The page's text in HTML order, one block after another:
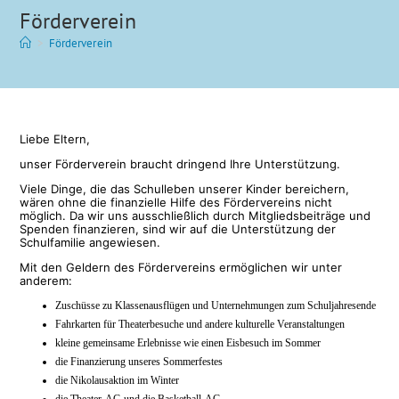
Förderverein
> Förderverein
Liebe Eltern,
unser Förderverein braucht dringend Ihre Unterstützung.
Viele Dinge, die das Schulleben unserer Kinder bereichern,
wären ohne die finanzielle Hilfe des Fördervereins nicht
möglich. Da wir uns ausschließlich durch Mitgliedsbeiträge und
Spenden finanzieren, sind wir auf die Unterstützung der
Schulfamilie angewiesen.
Mit den Geldern des Fördervereins ermöglichen wir unter
anderem:
Zuschüsse zu Klassenausflügen und Unternehmungen zum Schuljahresende
Fahrkarten für Theaterbesuche und andere kulturelle Veranstaltungen
kleine gemeinsame Erlebnisse wie einen Eisbesuch im Sommer
die Finanzierung unseres Sommerfestes
die Nikolausaktion im Winter